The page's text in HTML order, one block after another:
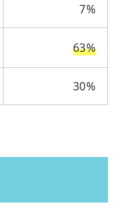
7%
63%
30%